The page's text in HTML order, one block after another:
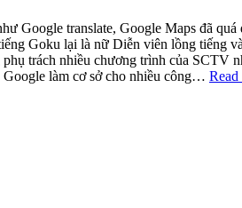
Google translate, Google Maps đã
Goku lại là nữ Diễn viên lồng tiếng
trách nhiều chương trình của SCTV
Google làm cơ sở cho nhiều công…